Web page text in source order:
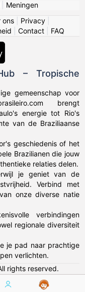
Meningen
ons Privacy
Contact FAQ
– Tropische
gemeenschap voor
brengt
energie tot Rio's
van de Braziliaanse
geschiedenis of het
Brazilianen die jouw
relaties delen.
je geniet van de
Verbind met
onze diverse natie
verbindingen
regionale diversiteit
je pad naar prachtige
verlichten.
rights reserved.